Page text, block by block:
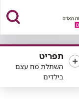
תפריט
השתלת מח עצם
בילדים